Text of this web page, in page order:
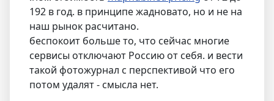
192 в год. в принципе жадновато, но и не на
наш рынок расчитано.
беспокоит больше то, что сейчас многие
сервисы отключают Россию от себя. и вести
такой фотожурнал с перспективой что его
потом удалят - смысла нет.